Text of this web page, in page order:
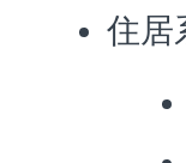
住居